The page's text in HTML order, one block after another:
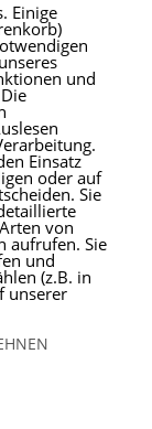
1
99 49 871
Einige
und
Einsatz
oder auf
Sie
von
aufrufen. Sie
und
(z.B. in
unserer